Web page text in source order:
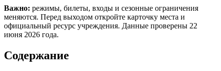
Важно: режимы, билеты, входы и сезонные ограничения
меняются. Перед выходом откройте карточку места и
официальный ресурс учреждения. Данные проверены 22
июня 2026 года.
Содержание